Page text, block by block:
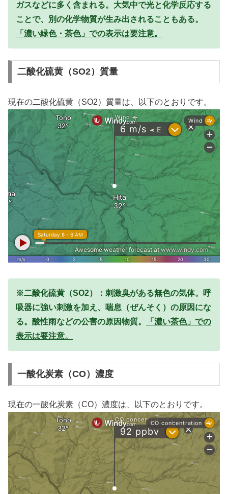
ガスなどに多く含まれる。大気中で光と化学反応する
ことで、別の化学物質が生み出されることもある。
「濃い緑色・茶色」での表示は要注意。
二酸化硫黄（SO2）質量
現在の二酸化硫黄（SO2）質量は、以下のとおりです。
※二酸化硫黄（SO2）：刺激臭がある無色の気体。呼
吸器に強い刺激を加え、喘息（ぜんそく）の原因にな
る。酸性雨などの公害の原因物質。
「濃い茶色」での
表示は要注意。
一酸化炭素（CO）濃度
現在の一酸化炭素（CO）濃度は、以下のとおりです。